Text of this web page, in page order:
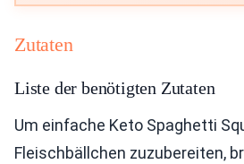
Zutaten
Liste der benötigten Zutaten
Um einfache Keto Spaghetti
Fleischbällchen zuzubereiten,